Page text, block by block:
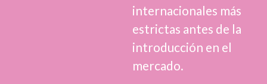
internacionales más
estrictas antes de la
introducción en el
mercado.